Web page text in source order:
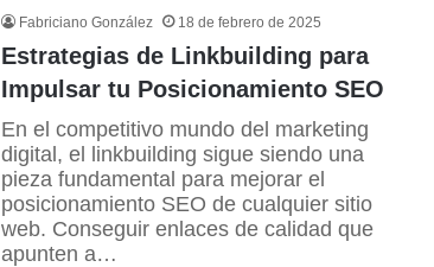
Fabriciano González 18 de febrero de 2025
Estrategias de Linkbuilding para
Impulsar tu Posicionamiento SEO
En el competitivo mundo del marketing
digital, el linkbuilding sigue siendo una
pieza fundamental para mejorar el
posicionamiento SEO de cualquier sitio
web. Conseguir enlaces de calidad que
apunten a…